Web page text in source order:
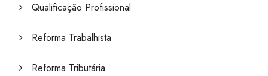
Qualificação Profissional
Reforma Trabalhista
Reforma Tributária